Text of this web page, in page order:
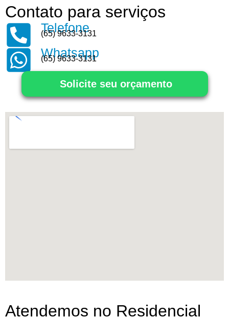
Contato para serviços
Telefone
(65) 9633-3131
Whatsapp
(65) 9633-3131
Solicite seu orçamento
Atendemos no Residencial